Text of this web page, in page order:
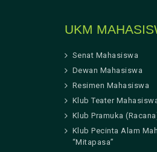
UKM
Senat Mahasiswa
Dewan Mahasiswa
Resimen Mahasiswa
Klub Teater
Klub Pramuka
Klub Pecinta Alam
“Mitapasa”